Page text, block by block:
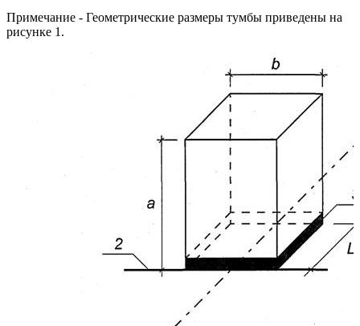
Примечание - Геометрические размеры тумбы приведены на
рисунке 1.